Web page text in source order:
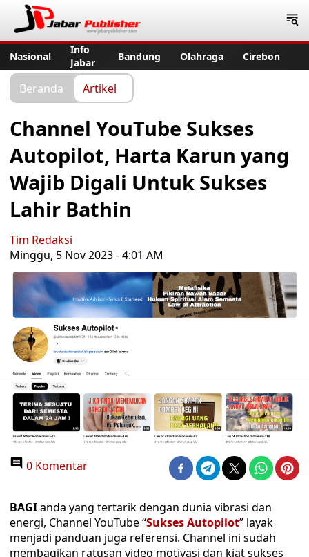
Nasional
Info
Jabar
Bandung Olahraga Cirebon
Beranda Artikel
Channel YouTube Sukses
Autopilot, Harta Karun yang
Wajib Digali Untuk Sukses
Lahir Bathin
Tim Redaksi
Minggu, 5 Nov 2023 - 4:01 AM
0 Komentar
BAGIanda yang tertarik dengan dunia vibrasi dan
energi, Channel YouTube “Sukses Autopilot” layak
menjadi panduan juga referensi. Channel ini sudah
membagikan ratusan video motivasi dan kiat sukses